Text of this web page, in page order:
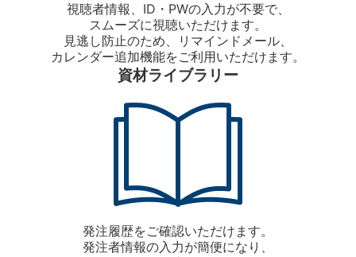
視聴者情報、ID・PWの入力が不要で、
スムーズに視聴いただけます。
見逃し防止のため、リマインドメール、
カレンダー追加機能をご利用いただけます。
資材ライブラリー
発注履歴をご確認いただけます。
発注者情報の入力が簡便になり、